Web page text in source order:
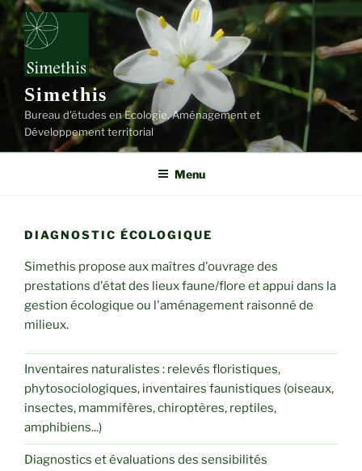
Aller
au
contenu
principal
Simethis
Bureau d'études en Ecologie, Aménagement et
Développement territorial
Menu
DIAGNOSTIC ÉCOLOGIQUE
Simethis propose aux maîtres d'ouvrage des
prestations d'état des lieux faune/flore et appui dans la
gestion écologique ou l'aménagement raisonné de
milieux.
Inventaires naturalistes : relevés floristiques,
phytosociologiques, inventaires faunistiques (oiseaux,
insectes, mammifères, chiroptères, reptiles,
amphibiens...)
Diagnostics et évaluations des sensibilités